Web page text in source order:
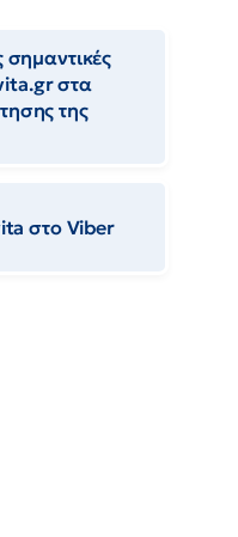
στα
της
στο Viber